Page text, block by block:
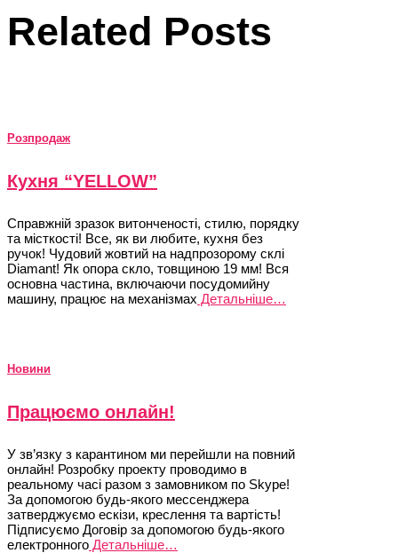
Related Posts
Розпродаж
Кухня “YELLOW”
Справжній зразок витонченості, стилю, порядку
та місткості! Все, як ви любите, кухня без
ручок! Чудовий жовтий на надпрозорому склі
Diamant! Як опора скло, товщиною 19 мм! Вся
основна частина, включаючи посудомийну
машину, працює на механізмах Детальніше…
Новини
Працюємо онлайн!
У зв’язку з карантином ми перейшли на повний
онлайн! Розробку проекту проводимо в
реальному часі разом з замовником по Skype!
За допомогою будь-якого мессенджера
затверджуємо ескізи, креслення та вартість!
Підписуємо Договір за допомогою будь-якого
електронного Детальніше…